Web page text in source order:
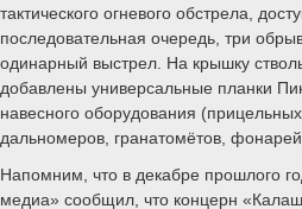
тактического огневого обстрела,
последовательная очередь, три
одинарный выстрел. На крышку
добавлены универсальные планки
навесного оборудования
дальномеров, гранатомётов,
Напомним, что в декабре прошлого
медиа» сообщил, что концерн